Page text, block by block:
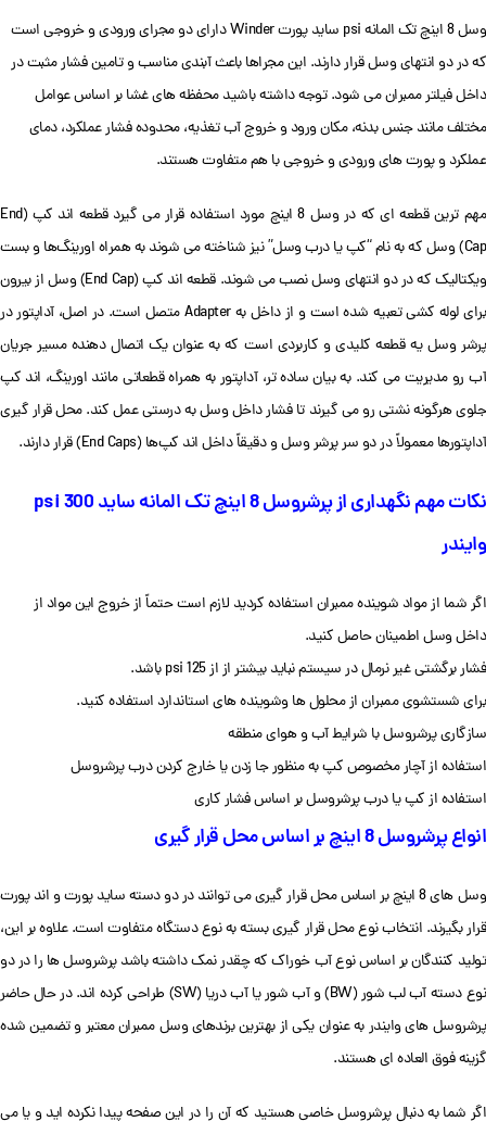
وسل 8 اینچ تک المانه psi ساید پورت Winder دارای دو مجرای ورودی و خروجی است
که در دو انتهای وسل قرار دارند. این مجراها باعث آبندی مناسب و تامین فشار مثبت در
داخل فیلتر ممبران می شود. توجه داشته باشید محفظه های غشا بر اساس عوامل
مختلف مانند جنس بدنه، مکان ورود و خروج آب تغذیه، محدوده فشار عملکرد، دمای
عملکرد و پورت های ورودی و خروجی با هم متفاوت هستند.
مهم ترین قطعه ای که در وسل 8 اینچ مورد استفاده قرار می گیرد قطعه اند کپ (End
Cap) وسل که به نام “کپ یا درب وسل” نیز شناخته می شوند به همراه اورینگ‌ها و بست
ویکتالیک که در دو انتهای وسل نصب می شوند. قطعه اند کپ (End Cap) وسل از بیرون
برای لوله کشی تعبیه شده است و از داخل به Adapter متصل است. در اصل، آداپتور در
پرشر وسل یه قطعه کلیدی و کاربردی است که به عنوان یک اتصال‌ دهنده مسیر جریان
آب رو مدیریت می کند. به بیان ساده تر، آداپتور به همراه قطعاتی مانند اورینگ‌، اند کپ
جلوی هرگونه نشتی رو می گیرند تا فشار داخل وسل به درستی عمل کند. محل قرار گیری
آداپتورها معمولاً در دو سر پرشر وسل و دقیقاً داخل اند کپ‌ها (End Caps) قرار دارند.
نکات مهم نگهداری از پرشروسل 8 اینچ تک المانه ساید 300 psi
وایندر
اگر شما از مواد شوینده ممبران استفاده کردید لازم است حتماً از خروج این مواد از
داخل وسل اطمینان حاصل کنید.
فشار برگشتی غیر نرمال در سیستم نباید بیشتر از از 125 psi باشد.
برای شستشوی ممبران از محلول ها وشوینده های استاندارد استفاده کنید.
سازگاری پرشروسل با شرایط آب و هوای منطقه
استفاده از آچار مخصوص کپ به منظور جا زدن یا خارج کردن درب پرشروسل
استفاده از کپ یا درب پرشروسل بر اساس فشار کاری
انواع پرشروسل 8 اینچ بر اساس محل قرار گیری
وسل های 8 اینچ بر اساس محل قرار گیری می توانند در دو دسته ساید پورت و اند پورت
قرار بگیرند. انتخاب نوع محل قرار گیری بسته به نوع دستگاه متفاوت است. علاوه بر این،
تولید کنندگان بر اساس نوع آب خوراک که چقدر نمک داشته باشد پرشروسل ها را در دو
نوع دسته آب لب شور (BW) و آب شور یا آب دریا (SW) طراحی کرده اند. در حال حاضر
پرشروسل های وایندر به عنوان یکی از بهترین برندهای وسل ممبران معتبر و تضمین شده
گزینه فوق العاده ای هستند.
اگر شما به دنبال پرشروسل خاصی هستید که آن را در این صفحه پیدا نکرده اید و یا می